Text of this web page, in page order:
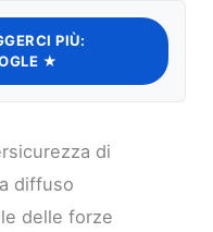
PIÙ:
★
di
diffuso
delle forze